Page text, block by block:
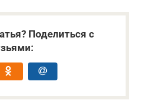
Поделиться с